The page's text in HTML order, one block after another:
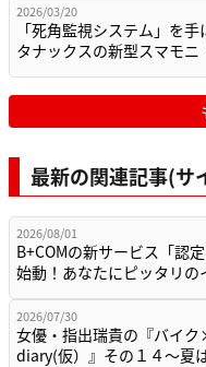
2026/03/20
「死角監視システム」を
タナックスの新型スマモ
最新の関連記事(サ
2026/08/01
B+COMの新サービス「認
始動！あなたにピッタリ
2026/07/30
女優・指出瑞貴の『バイ
diary(仮）』その１４〜夏